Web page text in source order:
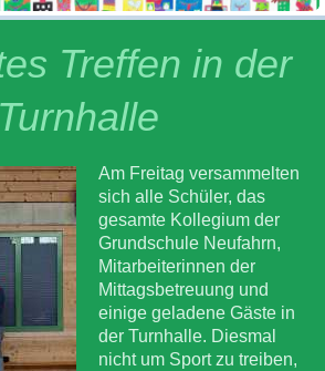
Treffen in der
Turnhalle
Am Freitag versammelten
sich alle Schüler, das
gesamte Kollegium der
Grundschule Neufahrn,
Mitarbeiterinnen der
Mittagsbetreuung und
einige geladene Gäste in
der Turnhalle. Diesmal
nicht um Sport zu treiben,